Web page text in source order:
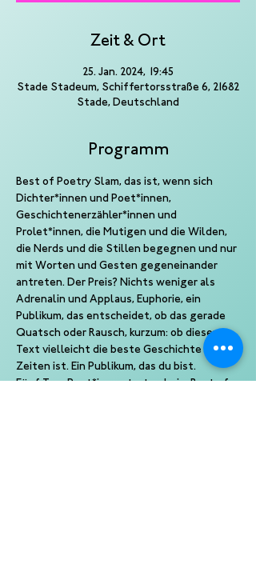
Zeit & Ort
25. Jan. 2024, 19:45
Stade Stadeum, Schiffertorsstraße 6, 21682
Stade, Deutschland
Programm
Best of Poetry Slam, das ist, wenn sich
Dichter*innen und Poet*innen,
Geschichtenerzähler*innen und
Prolet*innen, die Mutigen und die Wilden,
die Nerds und die Stillen begegnen und nur
mit Worten und Gesten gegeneinander
antreten. Der Preis? Nichts weniger als
Adrenalin und Applaus, Euphorie, ein
Publikum, das entscheidet, ob das gerade
Quatsch oder Rausch, kurzum: ob dieser
Text vielleicht die beste Geschichte aller
Zeiten ist. Ein Publikum, das du bist.
Fünf Top-Poet*innen treten beim Best of